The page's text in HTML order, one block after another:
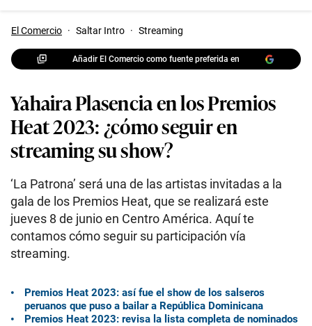
El Comercio · Saltar Intro · Streaming
Añadir El Comercio como fuente preferida en
Yahaira Plasencia en los Premios
Heat 2023: ¿cómo seguir en
streaming su show?
‘La Patrona’ será una de las artistas invitadas a la
gala de los Premios Heat, que se realizará este
jueves 8 de junio en Centro América. Aquí te
contamos cómo seguir su participación vía
streaming.
Premios Heat 2023: así fue el show de los salseros
peruanos que puso a bailar a República Dominicana
Premios Heat 2023: revisa la lista completa de nominados